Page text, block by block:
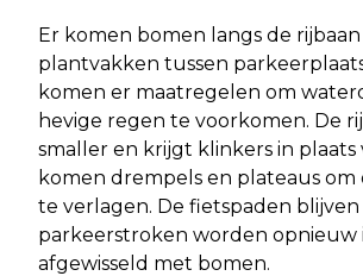
Er komen bomen langs de
plantvakken tussen
komen er maatregelen om
hevige regen te voorkomen. De
smaller en krijgt klinkers in plaats
komen drempels en plateaus om
te verlagen. De fietspaden
parkeerstroken worden opnieuw
afgewisseld met bomen.